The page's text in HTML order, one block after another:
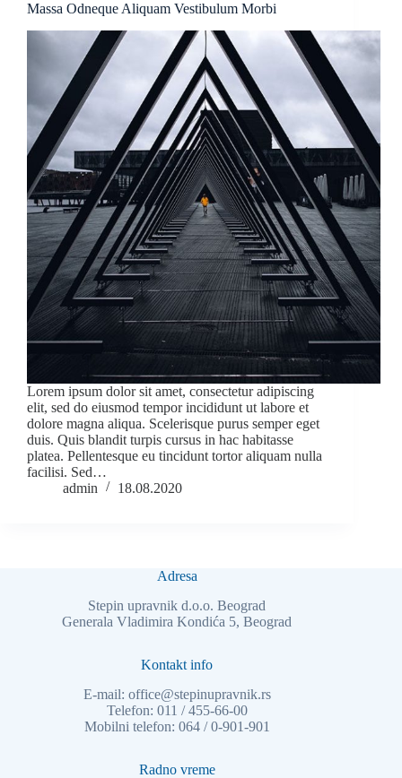
Massa Odneque Aliquam Vestibulum Morbi
Lorem ipsum dolor sit amet, consectetur adipiscing
elit, sed do eiusmod tempor incididunt ut labore et
dolore magna aliqua. Scelerisque purus semper eget
duis. Quis blandit turpis cursus in hac habitasse
platea. Pellentesque eu tincidunt tortor aliquam nulla
facilisi. Sed…
admin
18.08.2020
Adresa
Stepin upravnik d.o.o. Beograd
Generala Vladimira Kondića 5, Beograd
Kontakt info
E-mail: office@stepinupravnik.rs
Telefon: 011 / 455-66-00
Mobilni telefon: 064 / 0-901-901
Radno vreme